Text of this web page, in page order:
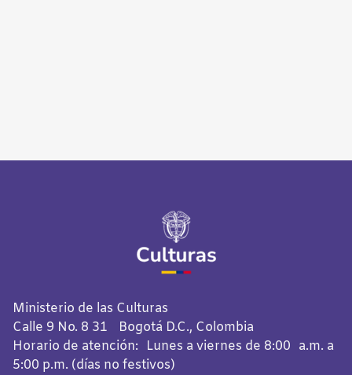
Ministerio de las Culturas
Calle 9 No. 8 31 Bogotá D.C., Colombia
Horario de atención: Lunes a viernes de 8:00 a.m. a
5:00 p.m. (días no festivos)